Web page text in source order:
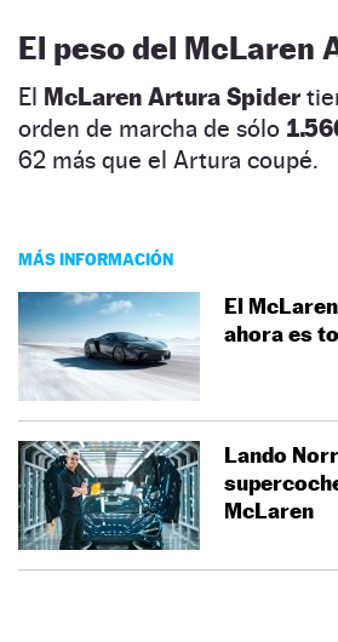
El peso del McLaren
El McLaren Artura Spider
orden de marcha de sólo
62 más que el Artura coupé.
MÁS INFORMACIÓN
El
ahora es
Lando
McLaren